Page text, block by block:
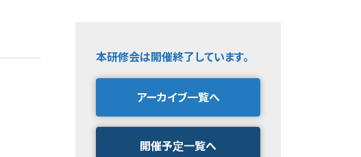
本研修会は開催終了しています。
アーカイブ一覧へ
開催予定一覧へ